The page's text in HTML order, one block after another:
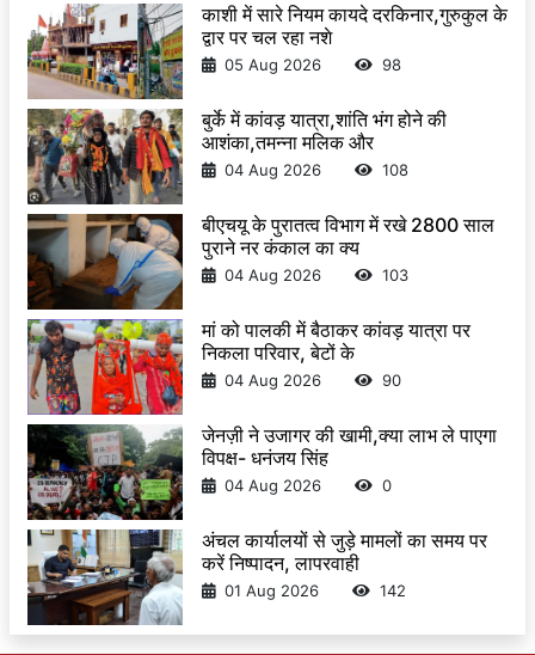
काशी में सारे नियम कायदे दरकिनार,गुरुकुल के
द्वार पर चल रहा नशे
05 Aug 2026 98
बुर्के में कांवड़ यात्रा,शांति भंग होने की
आशंका,तमन्ना मलिक और
04 Aug 2026 108
बीएचयू के पुरातत्व विभाग में रखे 2800 साल
पुराने नर कंकाल का क्य
04 Aug 2026 103
मां को पालकी में बैठाकर कांवड़ यात्रा पर
निकला परिवार, बेटों के
04 Aug 2026 90
जेनज़ी ने उजागर की खामी,क्या लाभ ले पाएगा
विपक्ष- धनंजय सिंह
04 Aug 2026 0
अंचल कार्यालयों से जुड़े मामलों का समय पर
करें निष्पादन, लापरवाही
01 Aug 2026 142